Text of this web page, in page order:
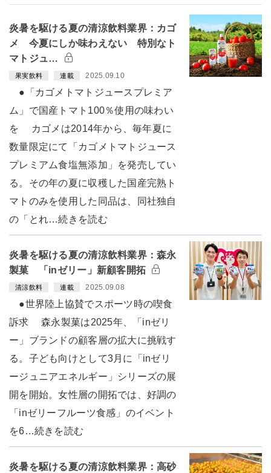
炎暑を駆ける夏の清涼飲料業界：カゴ
メ 今夏にしか味わえない 特別なト
マトジュ…
果実飲料 連載 2025.09.10
●「カゴメトマトジュースプレミア
ム」で国産トマト100％使用の味わい
を カゴメは2014年から、毎年夏に
数量限定にて「カゴメトマトジュース
プレミアム食塩無添加」を発売してい
る。その年の夏に収穫した国産完熟ト
マトのみを使用した同品は、同社独自
の「とれ…続きを読む
炎暑を駆ける夏の清涼飲料業界：森永
製菓 「inゼリー」新顧客開拓
清涼飲料 連載 2025.09.08
●世界陸上協賛でスポーツ時の喫食
訴求 森永製菓は2025年、「inゼリ
ー」ブランドの顧客層の拡大に挑戦す
る。子ども向けとして3月に「inゼリ
ージュニアエネルギー」シリーズの展
開を開始。女性層の開拓では、好調の
「inゼリーフルーツ食感」のイベント
を6…続きを読む
炎暑を駆ける夏の清涼飲料業界：高砂